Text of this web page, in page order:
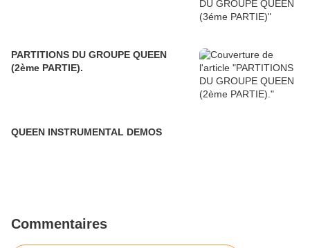
PARTITIONS DU GROUPE QUEEN
(2ème PARTIE).
QUEEN INSTRUMENTAL DEMOS
Commentaires